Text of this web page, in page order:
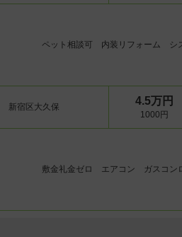
ガスコンロ
カウンターキ
ペット相談可 内装リフォーム シ
新宿区大久保 4.5万円
1000円
敷金礼金ゼロ エアコン ガスコン